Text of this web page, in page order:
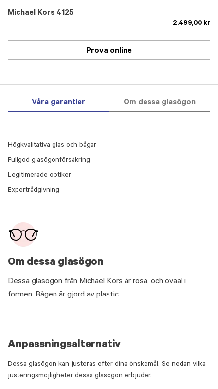
Michael Kors 4125
2.499,00 kr
Prova online
Våra garantier Om dessa glasögon
Om dessa glasögon
Dessa glasögon från Michael Kors är rosa, och ovaal i
formen. Bågen är gjord av plastic.
Högkvalitativa glas och bågar
Fullgod glasögonförsäkring
Legitimerade optiker
Expertrådgivning
Anpassningsalternativ
Dessa glasögon kan justeras efter dina önskemål. Se nedan vilka
justeringsmöjligheter dessa glasögon erbjuder.